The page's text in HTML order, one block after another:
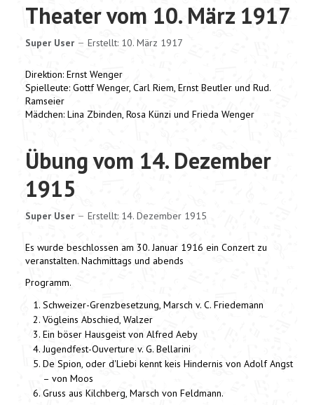
Theater vom 10. März 1917
Super User Erstellt: 10. März 1917
Direktion: Ernst Wenger
Spielleute: Gottf Wenger, Carl Riem, Ernst Beutler und Rud.
Ramseier
Mädchen: Lina Zbinden, Rosa Künzi und Frieda Wenger
Übung vom 14. Dezember
1915
Super User Erstellt: 14. Dezember 1915
Es wurde beschlossen am 30. Januar 1916 ein Conzert zu
veranstalten. Nachmittags und abends
Programm.
Schweizer-Grenzbesetzung, Marsch v. C. Friedemann
Vögleins Abschied, Walzer
Ein böser Hausgeist von Alfred Aeby
Jugendfest-Ouverture v. G. Bellarini
De Spion, oder d'Liebi kennt keis Hindernis von Adolf Angst
– von Moos
Gruss aus Kilchberg, Marsch von Feldmann.